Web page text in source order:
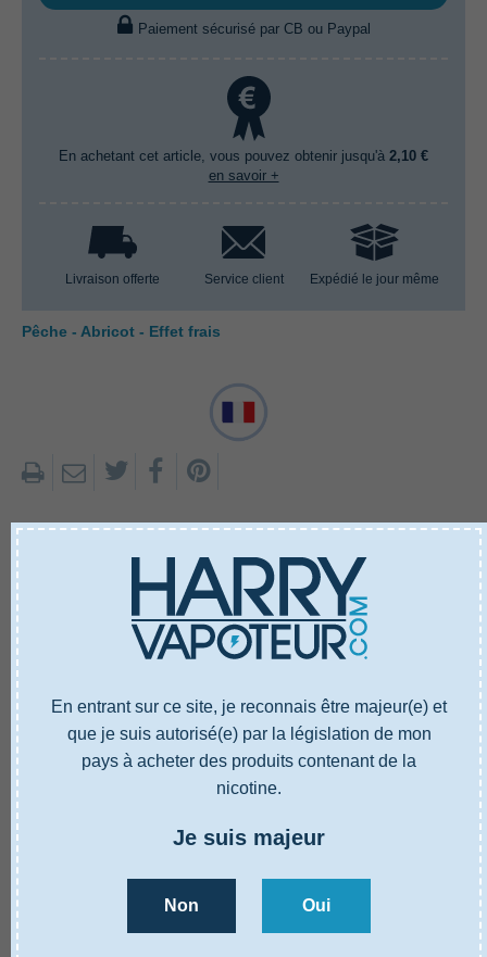
En entrant sur ce site, je reconnais être majeur(e) et
que je suis autorisé(e) par la législation de mon
pays à acheter des produits contenant de la
nicotine.
Je suis majeur
Non Oui
Paiement sécurisé par CB ou Paypal
En achetant cet article, vous pouvez obtenir jusqu'à 2,10 €
en savoir +
Livraison offerte Service client Expédié le jour même
Pêche - Abricot - Effet frais
CARACTÉRISTIQUES
4001099N0
E-liquide ZHC
Pêche, Abricot, Effet frais